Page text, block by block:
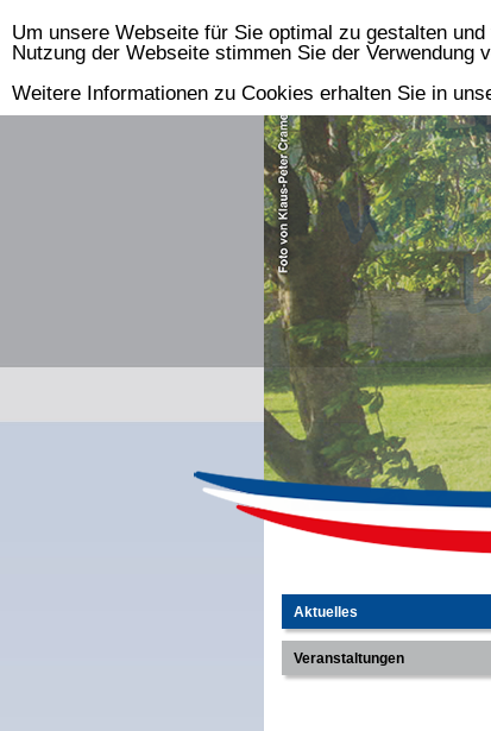
Skip
content
Aktuelles
Veranstaltungen
Um unsere Webseite für Sie optimal zu gestalten
Nutzung der Webseite stimmen Sie der Verwendung
Weitere Informationen zu Cookies erhalten Sie in